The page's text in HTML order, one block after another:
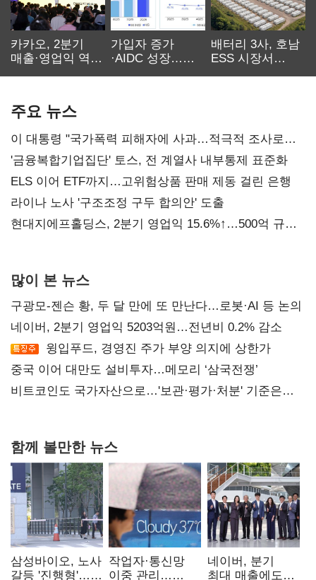
카카오, 2분기
매출·영업익 역대
가입자 증가
·AIDC 성장…
배터리 3사, 호남
ESS 시장서
주요 뉴스
이 대통령 "국가폭력 피해자에 사과…적극적 조사로
진실 밝혀야"
'금융복합기업집단' 토스, 전 계열사 내부통제 표준화
ELS 이어 ETF까지…고위험상품 판매 제동 걸린 은행
라이나 노사 '구조조정 구두 합의안' 도출
현대지에프홀딩스, 2분기 영업익 15.6%↑…500억 규모
많이 본 뉴스
구광모-젠슨 황, 두 달 만에 또 만난다…로봇·AI 등 논의
네이버, 2분기 영업익 5203억원…전년비 0.2% 감소
윙입푸드, 경영진 주가 부양 의지에 상한가
중국 이어 대만도 설비투자…메모리 ‘삼국전쟁’
비트코인도 국가자산으로…'보관·평가·처분' 기준은
함께 볼만한 뉴스
삼성바이오, 노사
갈등 '진행형'…
작업자·통신망
이중 관리…
네이버, 분기
최대 매출에도